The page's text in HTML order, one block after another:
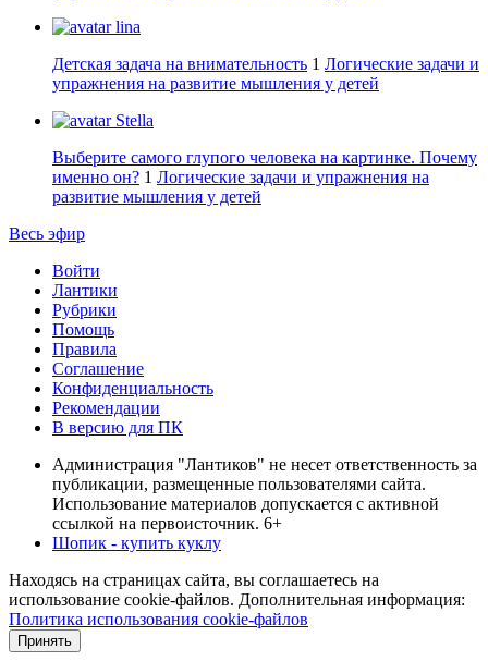
lina
Детская задача на внимательность 1 Логические задачи и
упражнения на развитие мышления у детей
Stella
Выберите самого глупого человека на картинке. Почему
именно он? 1 Логические задачи и упражнения на
развитие мышления у детей
Весь эфир
Войти
Лантики
Рубрики
Помощь
Правила
Соглашение
Конфиденциальность
Рекомендации
В версию для ПК
Администрация "Лантиков" не несет ответственность за
публикации, размещенные пользователями сайта.
Использование материалов допускается с активной
ссылкой на первоисточник. 6+
Шопик - купить куклу
Находясь на страницах сайта, вы соглашаетесь на
использование cookie-файлов. Дополнительная информация:
Политика использования cookie-файлов
Принять